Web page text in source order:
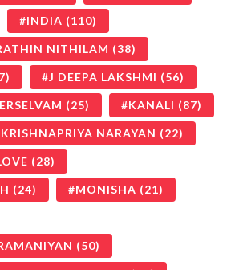
INDIA (110)
NITHILAM (38)
J DEEPA LAKSHMI (56)
(25) KANALI (87)
KRISHNAPRIYA NARAYAN (22)
(28)
(24) MONISHA (21)
(50)